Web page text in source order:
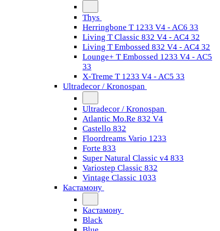
Thys
Herringbone T 1233 V4 - AC6 33
Living T Classic 832 V4 - AC4 32
Living T Embossed 832 V4 - AC4 32
Lounge+ T Embossed 1233 V4 - AC5
33
X-Treme T 1233 V4 - AC5 33
Ultradecor / Kronospan
Ultradecor / Kronospan
Atlantic Mo.Re 832 V4
Castello 832
Floordreams Vario 1233
Forte 833
Super Natural Classic v4 833
Variostep Classic 832
Vintage Classic 1033
Кастамону
Кастамону
Black